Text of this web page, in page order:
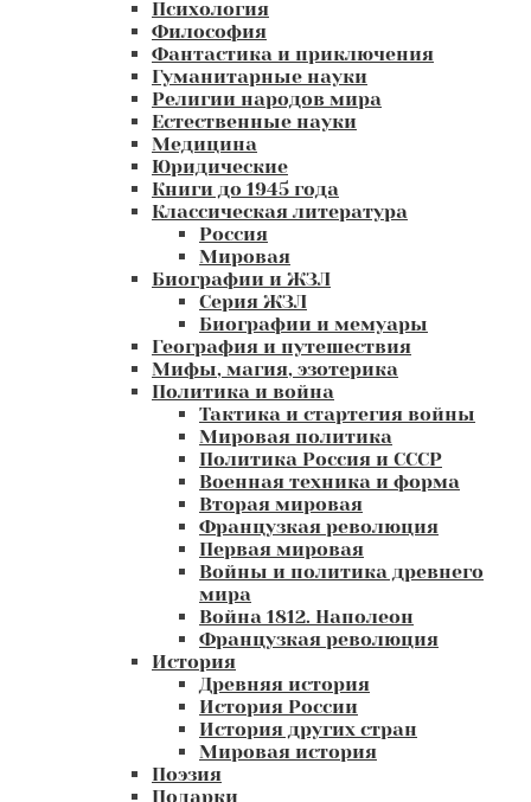
Психология
Философия
Фантастика и приключения
Гуманитарные науки
Религии народов мира
Естественные науки
Медицина
Юридические
Книги до 1945 года
Классическая литература
Россия
Мировая
Биографии и ЖЗЛ
Серия ЖЗЛ
Биографии и мемуары
География и путешествия
Мифы, магия, эзотерика
Политика и война
Тактика и стартегия войны
Мировая политика
Политика Россия и СССР
Военная техника и форма
Вторая мировая
Французкая революция
Первая мировая
Войны и политика древнего
мира
Война 1812. Наполеон
Французкая революция
История
Древняя история
История России
История других стран
Мировая история
Поэзия
Подарки